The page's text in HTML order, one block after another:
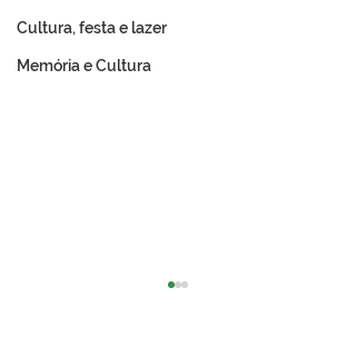
Cultura, festa e lazer
Memória e Cultura